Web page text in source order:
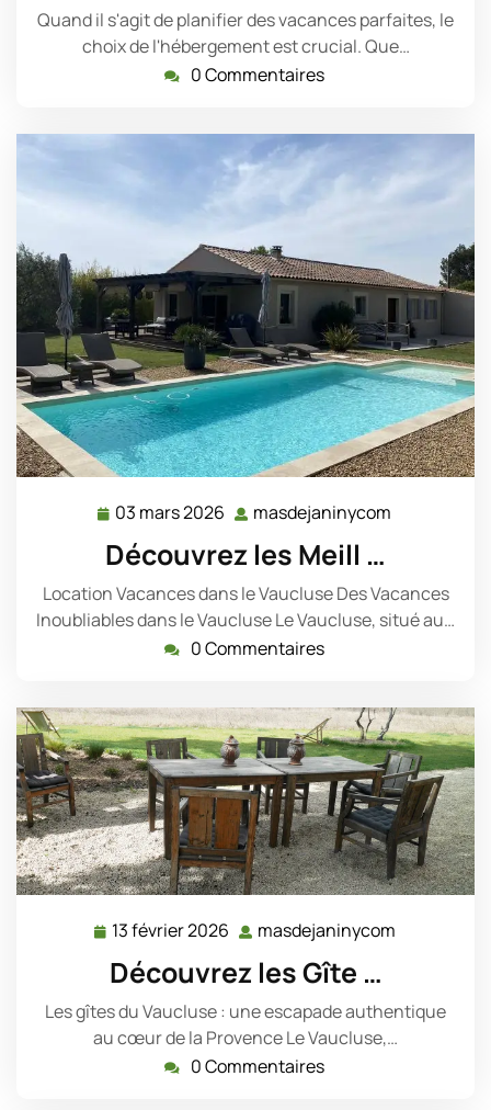
Quand il s'agit de planifier des vacances parfaites, le
choix de l'hébergement est crucial. Que…
0 Commentaires
03 mars 2026 03
mars
2026
masdejaninycom
Découvrez les Meill …
Location Vacances dans le Vaucluse Des Vacances
Inoubliables dans le Vaucluse Le Vaucluse, situé au…
0 Commentaires
13 février 2026 13
février
2026
masdejaninycom
Découvrez les Gîte …
Les gîtes du Vaucluse : une escapade authentique
au cœur de la Provence Le Vaucluse,…
0 Commentaires